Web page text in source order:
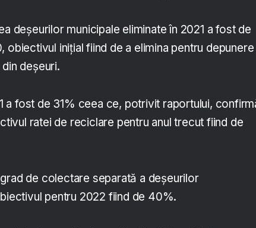
deșeurilor municipale eliminate în 2021 a fost de
inițial fiind de a elimina pentru depunere
deșeuri.
a fost de 31% ceea ce, potrivit raportului,
ratei de reciclare pentru anul trecut fiind de
de colectare separată a deșeurilor
pentru 2022 fiind de 40%.